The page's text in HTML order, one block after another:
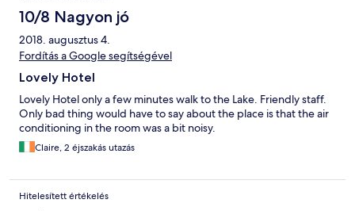
10/8 Nagyon jó
2018. augusztus 4.
Fordítás a Google segítségével
Lovely Hotel
Lovely Hotel only a few minutes walk to the Lake. Friendly staff.
Only bad thing would have to say about the place is that the air
conditioning in the room was a bit noisy.
Claire, 2 éjszakás utazás
Hitelesített értékelés